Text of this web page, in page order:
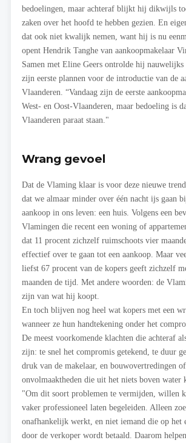
bedoelingen, maar achteraf blijkt hij dikwijls
zaken over het hoofd te hebben gezien. En
dat ook niet kwalijk nemen, want hij is nu
opent Hendrik Tanghe van aankoopmakelaar
Samen met Eline Geers ontrolde hij nauwelijks
zijn eerste plannen voor de introductie van de
Vlaanderen. “Vandaag zijn de eerste
West- en Oost-Vlaanderen, maar bedoeling is
Vlaanderen paraat staan."
Wrang gevoel
Dat de Vlaming klaar is voor deze nieuwe
dat we almaar minder over één nacht ijs gaan
aankoop in ons leven: een huis. Volgens een
Vlamingen die recent een woning of
dat 11 procent zichzelf ruimschoots vier
effectief over te gaan tot een aankoop. Maar
liefst 67 procent van de kopers geeft zichzelf
maanden de tijd. Met andere woorden: de
zijn van wat hij koopt.
En toch blijven nog heel wat kopers met een
wanneer ze hun handtekening onder het
De meest voorkomende klachten die achteraf
zijn: te snel het compromis getekend, te duur
druk van de makelaar, en bouwovertredingen
onvolmaaktheden die uit het niets boven water
"Om dit soort problemen te vermijden, willen
vaker professioneel laten begeleiden. Alleen
onafhankelijk werkt, en niet iemand die op het
door de verkoper wordt betaald. Daarom